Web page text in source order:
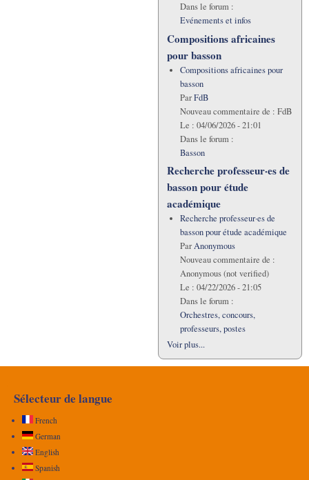
Dans le forum :
Evénements et infos
Compositions africaines
pour basson
Compositions africaines pour
basson
ParFdB
Nouveau commentaire de : FdB
Le : 04/06/2026 - 21:01
Dans le forum :
Basson
Recherche professeur·es de
basson pour étude
académique
Recherche professeur·es de
basson pour étude académique
ParAnonymous
Nouveau commentaire de :
Anonymous (not verified)
Le : 04/22/2026 - 21:05
Dans le forum :
Orchestres, concours,
professeurs, postes
Voir plus...
Sélecteur de langue
French
German
English
Spanish